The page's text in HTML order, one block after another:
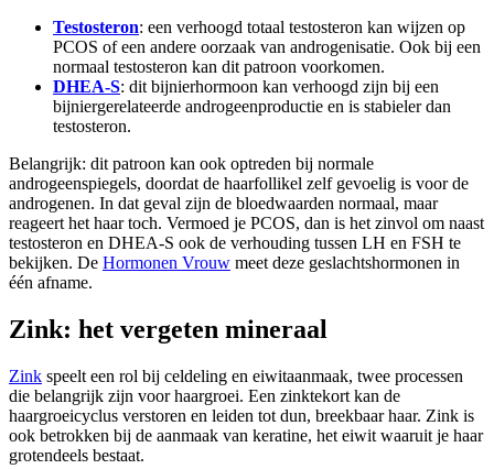
Testosteron: een verhoogd totaal testosteron kan wijzen op
PCOS of een andere oorzaak van androgenisatie. Ook bij een
normaal testosteron kan dit patroon voorkomen.
DHEA-S: dit bijnierhormoon kan verhoogd zijn bij een
bijniergerelateerde androgeenproductie en is stabieler dan
testosteron.
Belangrijk: dit patroon kan ook optreden bij normale
androgeenspiegels, doordat de haarfollikel zelf gevoelig is voor de
androgenen. In dat geval zijn de bloedwaarden normaal, maar
reageert het haar toch. Vermoed je PCOS, dan is het zinvol om naast
testosteron en DHEA-S ook de verhouding tussen LH en FSH te
bekijken. De Hormonen Vrouw meet deze geslachtshormonen in
één afname.
Zink: het vergeten mineraal
Zink speelt een rol bij celdeling en eiwitaanmaak, twee processen
die belangrijk zijn voor haargroei. Een zinktekort kan de
haargroeicyclus verstoren en leiden tot dun, breekbaar haar. Zink is
ook betrokken bij de aanmaak van keratine, het eiwit waaruit je haar
grotendeels bestaat.